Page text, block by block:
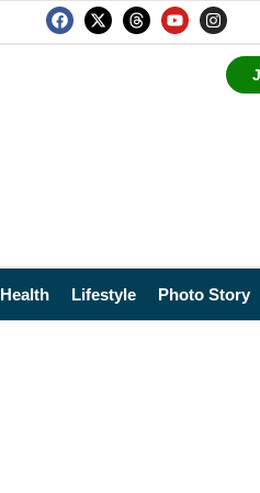
Health Lifestyle Photo Story